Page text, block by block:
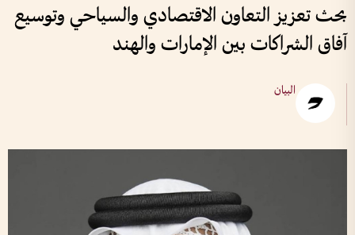
بحث تعزيز التعاون الاقتصادي والسياحي وتوسيع
آفاق الشراكات بين الإمارات والهند
البيان